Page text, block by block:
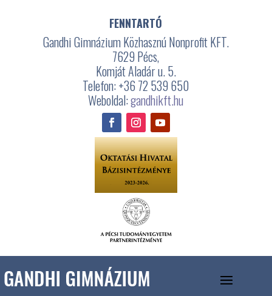
FENNTARTÓ
Gandhi Gimnázium Közhasznú Nonprofit KFT.
7629 Pécs,
Komját Aladár u. 5.
Telefon: +36 72 539 650
Weboldal:gandhikft.hu